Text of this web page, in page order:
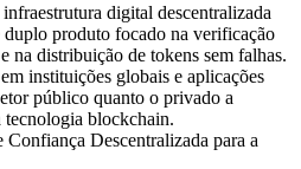
digital descentralizada
duplo produto focado na verificação
na distribuição de tokens sem falhas.
instituições globais e aplicações
público quanto o privado a
blockchain.
Descentralizada para a